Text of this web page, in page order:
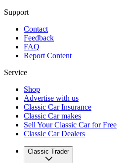
Support
Contact
Feedback
FAQ
Report Content
Service
Shop
Advertise with us
Classic Car Insurance
Classic Car makes
Sell Your Classic Car for Free
Classic Car Dealers
Classic Trader